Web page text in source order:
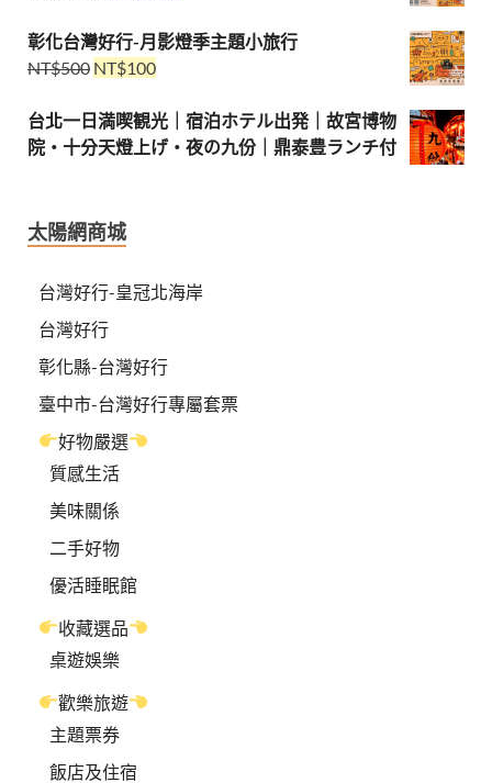
彰化台灣好行-月影燈季主題小旅行
NT$500 NT$100
台北一日満喫観光｜宿泊ホテル出発｜故宮博物
院・十分天燈上げ・夜の九份｜鼎泰豊ランチ付
太陽網商城
台灣好行-皇冠北海岸
台灣好行
彰化縣-台灣好行
臺中市-台灣好行專屬套票
好物嚴選
質感生活
美味關係
二手好物
優活睡眠館
收藏選品
桌遊娛樂
歡樂旅遊
主題票券
飯店及住宿